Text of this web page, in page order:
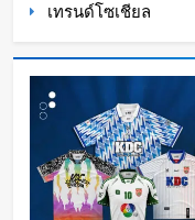
เทคโนโลยีสู่การท
Oat Content
เทรนด์โซเชียล